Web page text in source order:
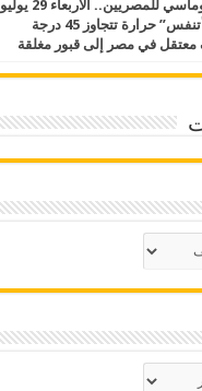
مراسي للإماراتيين ومآسي للمصريين.. الأربعاء 29 يوليو
2026.. “حملة عايز أتنفس” حرارة تتجاوز 45 درجة